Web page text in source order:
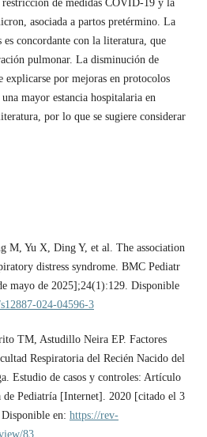
de medidas COVID-19 y la
asociada a partos pretérmino. La
concordante con la literatura, que
pulmonar. La disminución de
explicarse por mejoras en protocolos
mayor estancia hospitalaria en
por lo que se sugiere considerar
M, Yu X, Ding Y, et al. The association
distress syndrome. BMC Pediatr
mayo de 2025];24(1):129. Disponible
024-04596-3
TM, Astudillo Neira EP. Factores
Respiratoria del Recién Nacido del
Estudio de casos y controles: Artículo
de Pediatría [Internet]. 2020 [citado el 3
en: https://rev-
83